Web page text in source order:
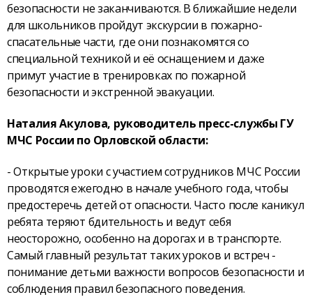
безопасности не заканчиваются. В ближайшие недели
для школьников пройдут экскурсии в пожарно-
спасательные части, где они познакомятся со
специальной техникой и её оснащением и даже
примут участие в тренировках по пожарной
безопасности и экстренной эвакуации.
Наталия Акулова, руководитель пресс-службы ГУ
МЧС России по Орловской области:
- Открытые уроки с участием сотрудников МЧС России
проводятся ежегодно в начале учебного года, чтобы
предостеречь детей от опасности. Часто после каникул
ребята теряют бдительность и ведут себя
неосторожно, особенно на дорогах и в транспорте.
Самый главный результат таких уроков и встреч -
понимание детьми важности вопросов безопасности и
соблюдения правил безопасного поведения.